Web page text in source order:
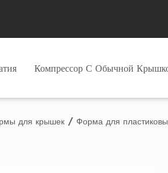
Компрессор С Обычной
для крышек / Форма для